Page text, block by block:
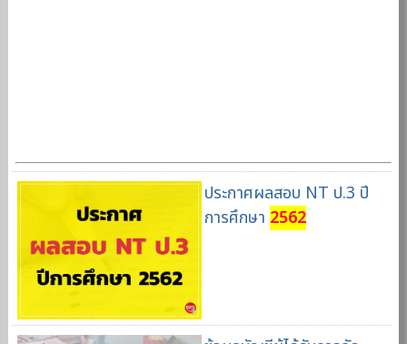
ประกาศผลสอบ NT ป.3 ปี
การศึกษา 2562